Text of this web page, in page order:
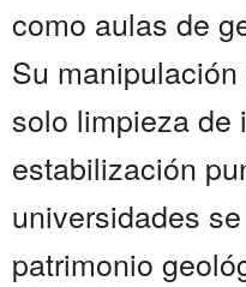
como aulas de
Su
solo limpieza de
estabilización
universidades
patrimonio